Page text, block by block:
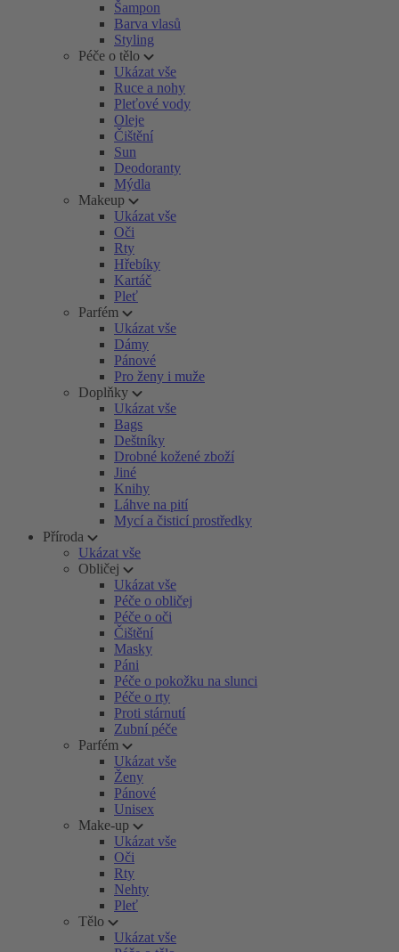
Šampon
Barva vlasů
Styling
Péče o tělo
Ukázat vše
Ruce a nohy
Pleťové vody
Oleje
Čištění
Sun
Deodoranty
Mýdla
Makeup
Ukázat vše
Oči
Rty
Hřebíky
Kartáč
Pleť
Parfém
Ukázat vše
Dámy
Pánové
Pro ženy i muže
Doplňky
Ukázat vše
Bags
Deštníky
Drobné kožené zboží
Jiné
Knihy
Láhve na pití
Mycí a čisticí prostředky
Příroda
Ukázat vše
Obličej
Ukázat vše
Péče o obličej
Péče o oči
Čištění
Masky
Páni
Péče o pokožku na slunci
Péče o rty
Proti stárnutí
Zubní péče
Parfém
Ukázat vše
Ženy
Pánové
Unisex
Make-up
Ukázat vše
Oči
Rty
Nehty
Pleť
Tělo
Ukázat vše